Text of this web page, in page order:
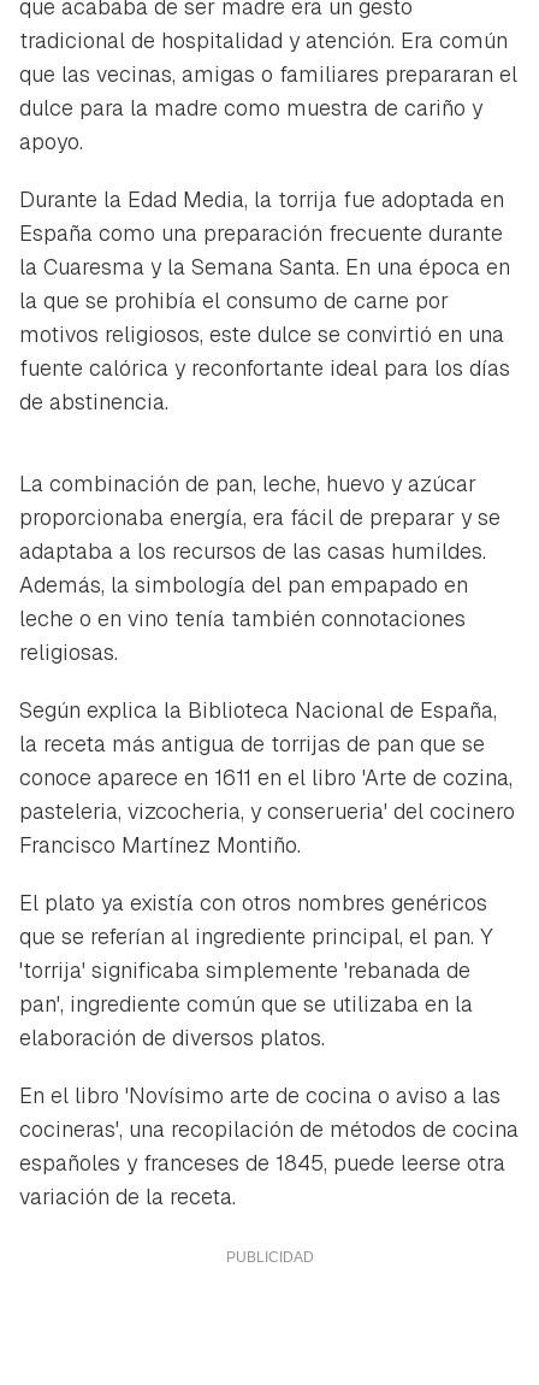
Guardar como favorito
Para poder guardar como favorito, primero has de
iniciar sesión con tu cuenta de Hogarmanía.
que acababa de ser madre era un gesto
tradicional de hospitalidad y atención. Era común
que las vecinas, amigas o familiares prepararan el
dulce para la madre como muestra de cariño y
apoyo.
Durante la Edad Media, la torrija fue adoptada en
España como una preparación frecuente durante
la Cuaresma y la Semana Santa. En una época en
la que se prohibía el consumo de carne por
motivos religiosos, este dulce se convirtió en una
fuente calórica y reconfortante ideal para los días
de abstinencia.
La combinación de pan, leche, huevo y azúcar
proporcionaba energía, era fácil de preparar y se
adaptaba a los recursos de las casas humildes.
Además, la simbología del pan empapado en
leche o en vino tenía también connotaciones
religiosas.
Según explica la Biblioteca Nacional de España,
la receta más antigua de torrijas de pan que se
conoce aparece en 1611 en el libro 'Arte de cozina,
pasteleria, vizcocheria, y conserueria' del cocinero
Francisco Martínez Montiño.
El plato ya existía con otros nombres genéricos
que se referían al ingrediente principal, el pan. Y
'torrija' significaba simplemente 'rebanada de
pan', ingrediente común que se utilizaba en la
elaboración de diversos platos.
En el libro 'Novísimo arte de cocina o aviso a las
cocineras', una recopilación de métodos de cocina
españoles y franceses de 1845, puede leerse otra
variación de la receta.
Contenido enviado
Gracias por suscribirte a nuestro boletín.